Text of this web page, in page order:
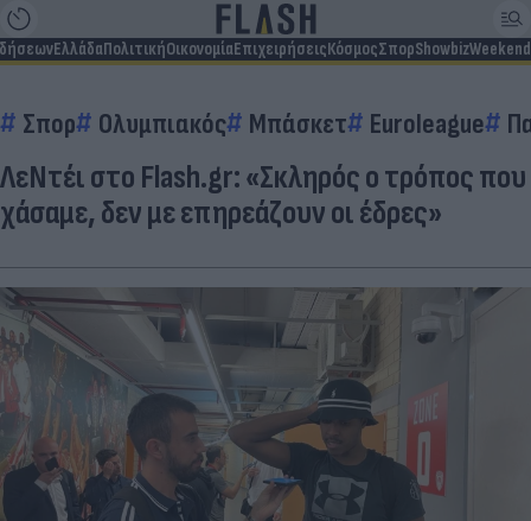
ΕλλάδαΠολιτικήΟικονομίαΕπιχειρήσειςΚόσμοςΣπορShowbizWeekend
Σπορ Ολυμπιακός Μπάσκετ Euroleague
ΛεΝτέι στο Flash.gr: «Σκληρός ο τρόπος που
χάσαμε, δεν με επηρεάζουν οι έδρες»